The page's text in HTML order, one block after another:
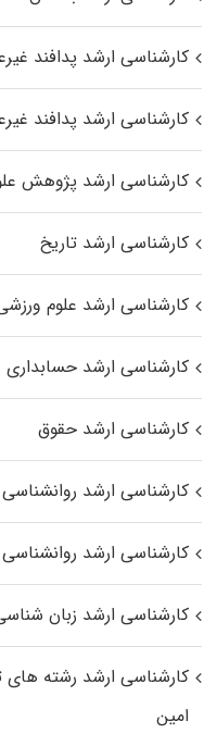
کارشناسی ارشد پدافند
کارشناسی ارشد پدافند
کارشناسی ارشد پژوهش
کارشناسی ارشد تاریخ
کارشناسی ارشد علوم
کارشناسی ارشد حسابداری
کارشناسی ارشد حقوق
کارشناسی ارشد روانشناسی
کارشناسی ارشد روانشناسی ۲
کارشناسی ارشد زبان
کارشناسی ارشد رﺷﺘﻪ
اﻣﻴﻦ